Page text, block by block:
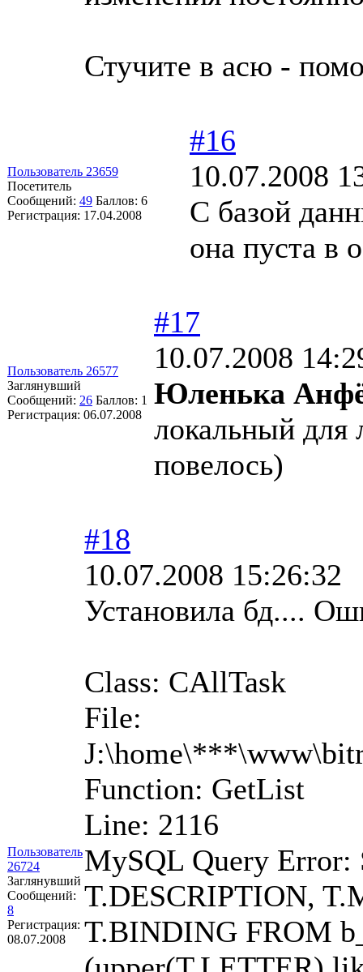
Стучите в асю -
Пользователь 23659
Посетитель
Сообщений: 49 Баллов: 6
Регистрация: 17.04.2008
#16
10.07.2008
С базой
она пуста в
Пользователь 26577
Заглянувший
Сообщений: 26 Баллов: 1
Регистрация: 06.07.2008
#17
10.07.2008
Юленька
локальный для
повелось)
Пользователь
26724
Заглянувший
Сообщений:
8
Регистрация:
08.07.2008
#18
10.07.2008 15:26:32
Установила бд....
Class: CAllTask
File:
Function: GetList
Line: 2116
MySQL Query
T.DESCRIPTION,
T.BINDING FROM